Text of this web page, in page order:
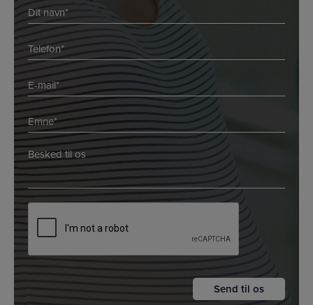
Navn
*
Telefon
*
E-
mail
*
*
Emne
*
*
Besked
*
*